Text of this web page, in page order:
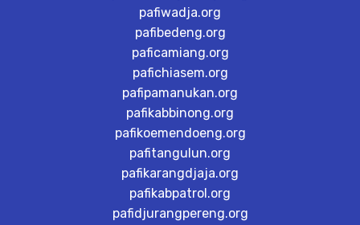
pafiwadja.org
pafibedeng.org
paficamiang.org
pafichiasem.org
pafipamanukan.org
pafikabbinong.org
pafikoemendoeng.org
pafitangulun.org
pafikarangdjaja.org
pafikabpatrol.org
pafidjurangpereng.org